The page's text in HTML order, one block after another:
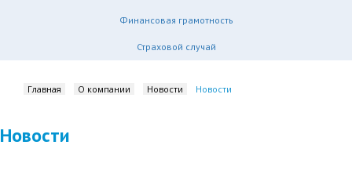
Финансовая грамотность
Страховой случай
Главная О компании Новости Новости
Новости